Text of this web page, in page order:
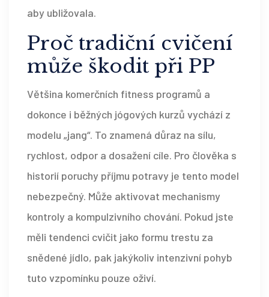
aby ubližovala.
Proč tradiční cvičení
může škodit při PP
Většina komerčních fitness programů a
dokonce i běžných jógových kurzů vychází z
modelu „jang“. To znamená důraz na sílu,
rychlost, odpor a dosažení cíle. Pro člověka s
historií poruchy příjmu potravy je tento model
nebezpečný. Může aktivovat mechanismy
kontroly a kompulzivního chování. Pokud jste
měli tendenci cvičit jako formu trestu za
snědené jídlo, pak jakýkoliv intenzivní pohyb
tuto vzpomínku pouze oživí.